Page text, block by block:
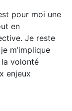
pour moi une
en
Je reste
m’implique
volonté
enjeux